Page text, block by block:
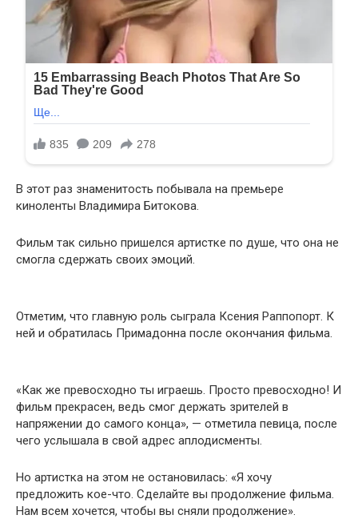
В этот раз знаменитость побывала на премьере
киноленты Владимира Битокова.
Фильм так сильно пришелся артистке по душе, что она не
смогла сдержать своих эмоций.
Отметим, что главную роль сыграла Ксения Раппопорт. К
ней и обратилась Примадонна после окончания фильма.
«Как же превосходно ты играешь. Просто превосходно! И
фильм прекрасен, ведь смог держать зрителей в
напряжении до самого конца», — отметила певица, после
чего услышала в свой адрес аплодисменты.
Но артистка на этом не остановилась: «Я хочу
предложить кое-что. Сделайте вы продолжение фильма.
Нам всем хочется, чтобы вы сняли продолжение».